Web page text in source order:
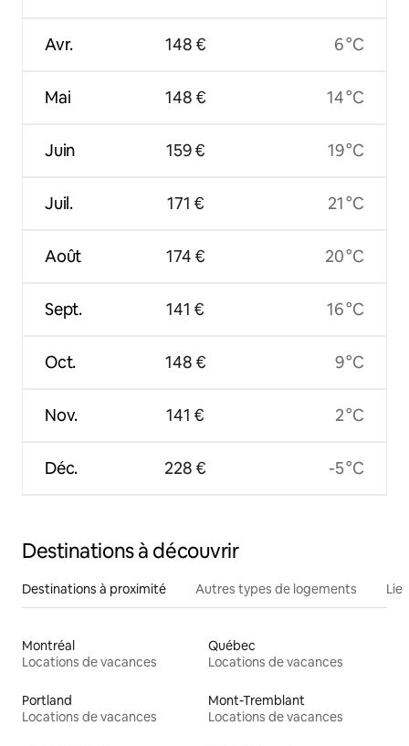
Avr.
Mai
Juin
Juil.
Août
Sept.
Oct.
Nov.
Déc.
148 €
148 €
159 €
171 €
174 €
141 €
148 €
141 €
228 €
6 °C
14 °C
19 °C
21 °C
20 °C
16 °C
9 °C
2 °C
-5 °C
Destinations à découvrir
Destinations à proximité Autres types de logements
Montréal
Locations de vacances
Québec
Locations de vacances
Portland
Locations de vacances
Mont-Tremblant
Locations de vacances